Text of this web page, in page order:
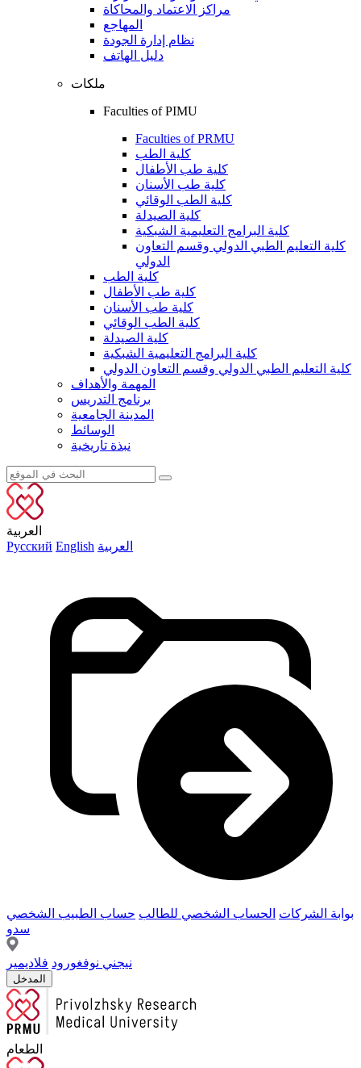
مراكز الاعتماد والمحاكاة
المهاجع
نظام إدارة الجودة
دليل الهاتف
ملكات
Faculties of PIMU
Faculties of PRMU
كلية الطب
كلية طب الأطفال
كلية طب الأسنان
كلية الطب الوقائي
كلية الصيدلة
كلية البرامج التعليمية الشبكية
كلية التعليم الطبي الدولي وقسم التعاون
الدولي
كلية الطب
كلية طب الأطفال
كلية طب الأسنان
كلية الطب الوقائي
كلية الصيدلة
كلية البرامج التعليمية الشبكية
كلية التعليم الطبي الدولي وقسم التعاون الدولي
المهمة والأهداف
برنامج التدريس
المدينة الجامعية
الوسائط
نبذة تاريخية
العربية
Русский English العربية
بوابة الشركات الحساب الشخصي للطالب حساب الطبيب الشخصي
سدو
نيجني نوفغورود فلاديمير
المدخل
الطعام